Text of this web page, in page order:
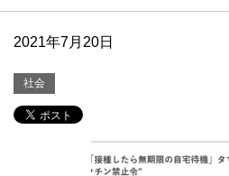
2021年7月20日
社会